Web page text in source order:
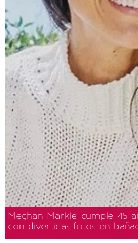
Meghan Markle cumple 45
con divertidas fotos en